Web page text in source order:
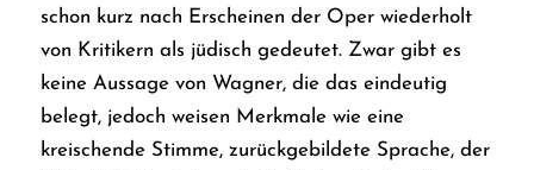
schon kurz nach Erscheinen der Oper wiederholt
von Kritikern als jüdisch gedeutet. Zwar gibt es
keine Aussage von Wagner, die das eindeutig
belegt, jedoch weisen Merkmale wie eine
kreischende Stimme, zurückgebildete Sprache, der